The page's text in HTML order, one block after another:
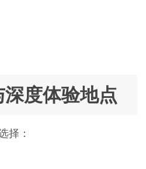
度体验地点
择：